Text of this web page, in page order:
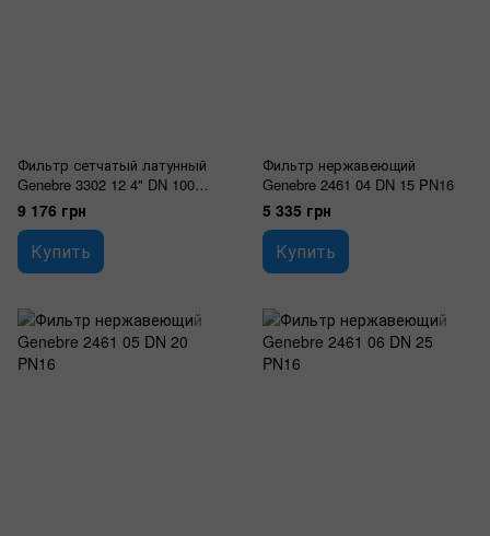
Фильтр сетчатый латунный
Genebre 3302 12 4" DN 100
PN16
9 176 грн
Купить
Фильтр нержавеющий
Genebre 2461 04 DN 15 PN16
5 335 грн
Купить